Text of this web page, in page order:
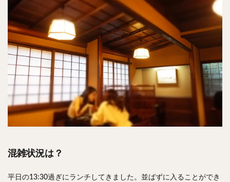
混雑状況は？
平日の13:30過ぎにランチしてきました。並ばずに入ることができ